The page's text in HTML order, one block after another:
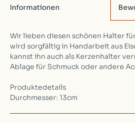
Informationen
Wir lieben diesen schönen Halter
wird sorgfältig in Handarbeit aus
kannst ihn auch als Kerzenhalter
Ablage für Schmuck oder andere
Produktedetails
Durchmesser: 13cm